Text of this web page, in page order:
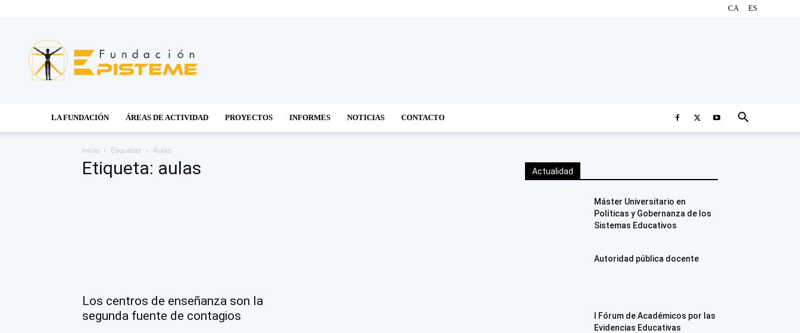
CA ES
Episteme
LA FUNDACIÓN ÁREAS DE ACTIVIDAD PROYECTOS INFORMES NOTICIAS CONTACTO
Inicio Etiquetas Aulas
Etiqueta: aulas
Los centros de enseñanza son la
segunda fuente de contagios
Actualidad
Máster Universitario en
Políticas y Gobernanza de los
Sistemas Educativos
Autoridad pública docente
I Fórum de Académicos por las
Evidencias Educativas